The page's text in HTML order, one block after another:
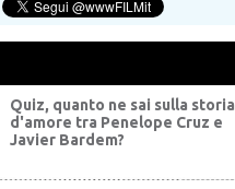
Quiz, quanto ne sai sulla storia
d'amore tra Penelope Cruz e
Javier Bardem?